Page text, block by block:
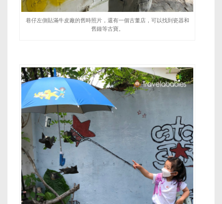
巷仔左側貼滿牛皮廠的舊時照片，還有一個古董店，可以找到瓷器和
舊鐘等古寶。